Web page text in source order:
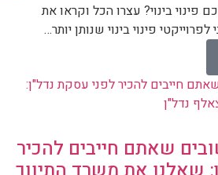
בינוי? עצרו הכל וקראו את
פינוי בינוי שנותן יותר…
שאתם חייבים להכיר